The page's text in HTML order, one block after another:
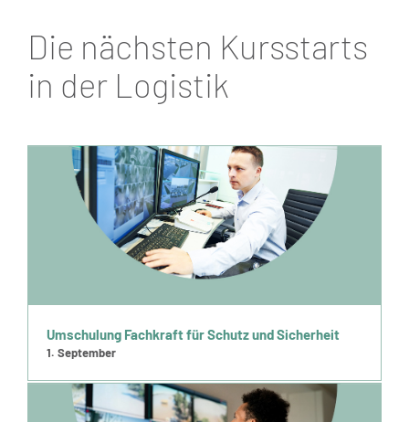
Die nächsten Kursstarts
in der Logistik
Umschulung Fachkraft für Schutz und Sicherheit
1. September